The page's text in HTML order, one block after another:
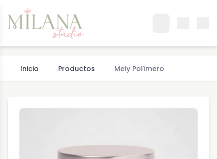
Inicio Productos Mely Polímero